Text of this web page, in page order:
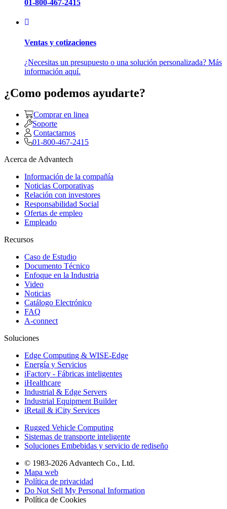
01-800-467-2415
Ventas y cotizaciones
¿Necesitas un presupuesto o una solución personalizada? Más
información aquí.
¿Como podemos ayudarte?
Comprar en linea
Soporte
Contactarnos
01-800-467-2415
Acerca de Advantech
Información de la compañía
Noticias Corporativas
Relación con investores
Responsabilidad Social
Ofertas de empleo
Empleado
Recursos
Caso de Estudio
Documento Técnico
Enfoque en la Industria
Video
Noticias
Catálogo Electrónico
FAQ
A-connect
Soluciones
Edge Computing & WISE-Edge
Energía y Servicios
iFactory - Fábricas inteligentes
iHealthcare
Industrial & Edge Servers
Industrial Equipment Builder
iRetail & iCity Services
Rugged Vehicle Computing
Sistemas de transporte inteligente
Soluciones Embebidas y servicio de rediseño
© 1983-2026 Advantech Co., Ltd.
Mapa web
Política de privacidad
Do Not Sell My Personal Information
Política de Cookies